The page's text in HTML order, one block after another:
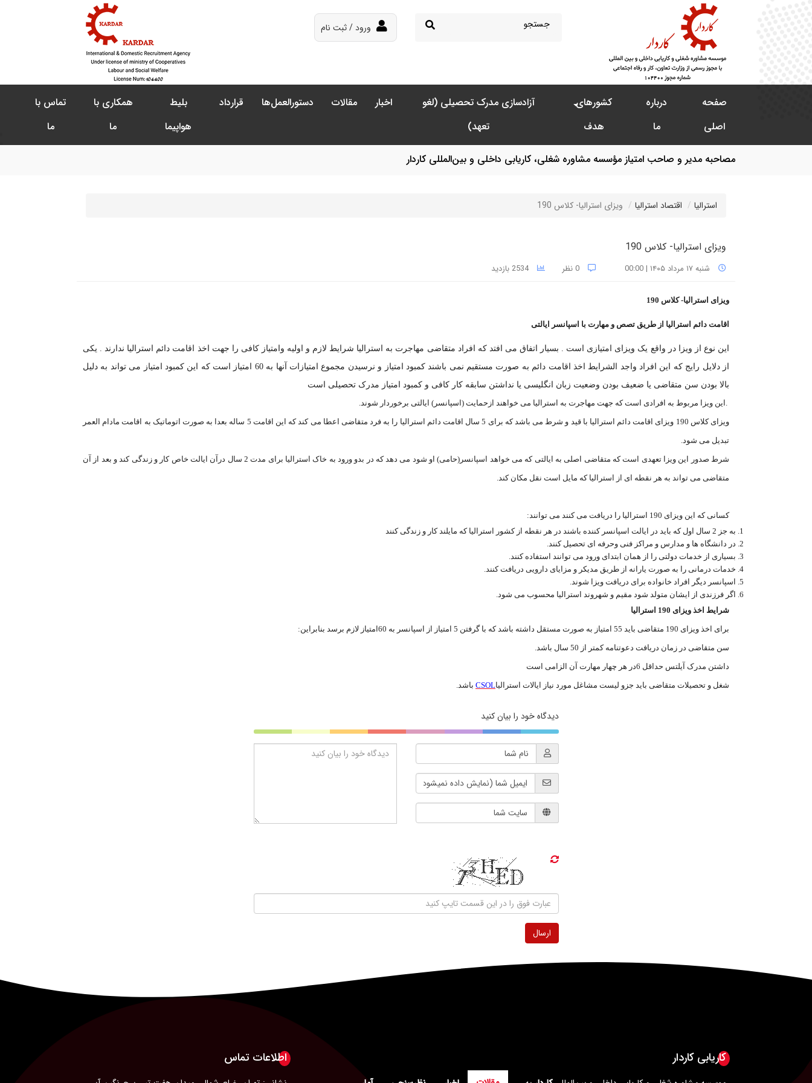
ورود / ثبت نام
صفحه
اصلی
درباره
ما
کشورهای
هدف
آزادسازی مدرک تحصیلی (لغو
تعهد)
اخبار مقالات دستورالعمل‌ها قرارداد
بلیط
هواپیما
همکاری با
ما
تماس با
ما
مصاحبه مدیر و صاحب امتیاز مؤسسه مشاوره شغلی، کاریابی داخلی و بین‌المللی کاردار
استرالیا اقتصاد استرالیا ویزای استرالیا- کلاس 190
ویزای استرالیا- کلاس 190
شنبه ۱۷ مرداد ۱۴۰۵ | 00:00 2534 بازدید
ویزای استرالیا- کلاس 190
اقامت دائم استرالیا از طریق تصص و مهارت با اسپانسر ایالتی
این نوع از ویزا در واقع یک ویزای امتیازی است . بسیار اتفاق می افتد که افراد متقاضی مهاجرت به استرالیا شرایط لازم و اولیه وامتیاز کافی را جهت اخذ اقامت دائم استرالیا ندارند . یکی
از دلایل رایج که این افراد واجد الشرایط اخذ اقامت دائم به صورت مستقیم نمی باشند کمبود امتیاز و نرسیدن مجموع امتیازات آنها به 60 امتیاز است که این کمبود امتیاز می تواند به دلیل
بالا بودن سن متقاضی یا ضعیف بودن وضعیت زبان انگلیسی یا نداشتن سابقه کار کافی و کمبود امتیاز مدرک تحصیلی است
. این ویزا مربوط به افرادی است که جهت مهاجرت به استرالیا می خواهند ازحمایت (اسپانسر) ایالتی برخوردار شوند.
ویزای کلاس 190 ویزای اقامت دائم استرالیا با قید و شرط می باشد که برای 5 سال اقامت دائم استرالیا را به فرد متقاضی اعطا می کند که این اقامت 5 ساله بعدا به صورت اتوماتیک به اقامت مادام العمر
تبدیل می شود.
شرط صدور این ویزا تعهدی است که متقاضی اصلی به ایالتی که می خواهد اسپانسر(حامی) او شود می دهد که در بدو ورود به خاک استرالیا برای مدت 2 سال درآن ایالت خاص کار و زندگی کند و بعد از آن
متقاضی می تواند به هر نقطه ای از استرالیا که مایل است نقل مکان کند.
کسانی که این ویزای 190 استرالیا را دریافت می کنند می توانند
:
1. به جز 2 سال اول که باید در ایالت اسپانسر کننده باشند در هر نقطه از کشور استرالیا که مایلند کار و زندگی کنند
2. در دانشگاه ها و مدارس و مراکز فنی وحرفه ای تحصیل کنند.
3. بسیاری از خدمات دولتی را از همان ابتدای ورود می توانند استفاده کنند.
4. خدمات درمانی را به صورت یارانه از طریق مدیکر و مزایای دارویی دریافت کنند.
5.
اسپانسر دیگر افراد خانواده برای دریافت ویزا شوند.
6. اگر فرزندی از ایشان متولد شود مقیم و شهروند استرالیا محسوب می شود.
شرایط اخذ ویزای 190 استرالیا
برای اخذ ویزای 190 متقاضی باید 55 امتیاز به صورت مستقل داشته باشد که با گرفتن 5 امتیاز از اسپانسر به 60امتیاز لازم برسد بنابراین :
سن متقاضی در زمان دریافت دعوتنامه کمتر از 50 سال باشد .
داشتن مدرک آیلتس حداقل 6در هر چهار مهارت آن الزامی است
شغل و تحصیلات متقاضی باید جزو لیست مشاغل مورد نیاز ایالات استرالیاCSOL باشد.
دیدگاه خود را بیان کنید
ارسال
کاریابی کاردار اطلاعات تماس